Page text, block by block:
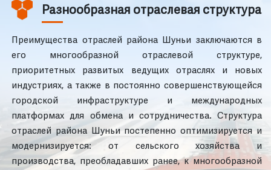
Разнообразная отраслевая структура
Преимущества отраслей района Шуньи заключаются в
его многообразной отраслевой структуре,
приоритетных развитых ведущих отраслях и новых
индустриях, а также в постоянно совершенствующейся
городской инфраструктуре и международных
платформах для обмена и сотрудничества. Структура
отраслей района Шуньи постепенно оптимизируется и
модернизируется: от сельского хозяйства и
производства, преобладавших ранее, к многообразной